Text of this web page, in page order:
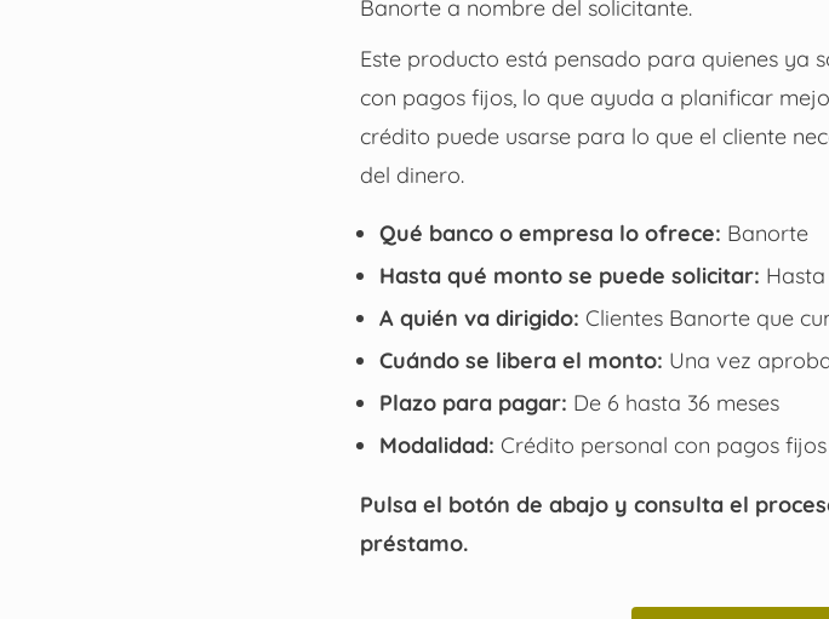
Banorte a nombre del solicitante.
Este producto está pensado para quienes ya
con pagos fijos, lo que ayuda a planificar
crédito puede usarse para lo que el cliente
del dinero.
Qué banco o empresa lo ofrece: Banorte
Hasta qué monto se puede solicitar:
A quién va dirigido: Clientes Banorte que
Cuándo se libera el monto: Una vez
Plazo para pagar: De 6 hasta 36 meses
Modalidad: Crédito personal con pagos
Pulsa el botón de abajo y consulta el
préstamo.